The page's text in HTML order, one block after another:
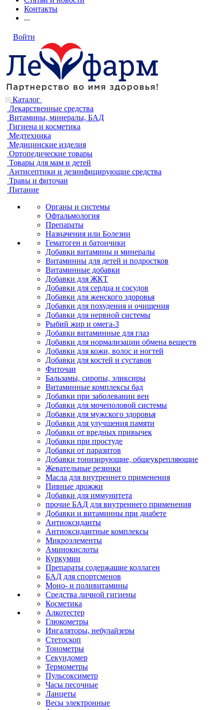
Контакты
...
Войти
Каталог
Лекарственные средства
Витамины, минералы, БАД
Гигиена и косметика
Медтехника
Медицинские изделия
Ортопедические товары
Товары для мам и детей
Антисептики и дезинфицирующие средства
Травы и фиточаи
Питание
Органы и системы
Офтальмология
Препараты
Назначения или Болезни
Гематоген и батончики
Добавки витамины и минералы
Витаминны для детей и подростков
Витаминные добавки
Добавки для ЖКТ
Добавки для сердца и сосудов
Добавки для женского здоровья
Добавки для похудения и очищения
Добавки для нервной системы
Рыбий жир и омега-3
Добавки витаминные для глаз
Добавки для нормализации обмена веществ
Добавки для кожи, волос и ногтей
Добавки для костей и суставов
Фиточаи
Бальзамы, сиропы, эликсиры
Витаминные комплексы бад
Добавки при заболевании вен
Добавки для мочеполовой системы
Добавки для мужского здоровья
Добавки для улучшения памяти
Добавки от вредных привычек
Добавки при простуде
Добавки от паразитов
Добавки тонизирующие, общеукрепляющие
Жевательные резинки
Масла для внутреннего применения
Пивные дрожжи
Добавки для иммунитета
прочие БАД для внутреннего применения
Добавки и витаминны при диабете
Антиоксиданты
Антиоксидантные комплексы
Микроэлементы
Аминокислоты
Куркумин
Препараты содержащие коллаген
БАД для спортсменов
Моно- и поливитамины
Средства личной гигиены
Косметика
Алкотестер
Глюкометры
Ингаляторы, небулайзеры
Стетоскоп
Тонометры
Секундомер
Термометры
Пульсоксиметр
Часы песочные
Ланцеты
Весы электронные